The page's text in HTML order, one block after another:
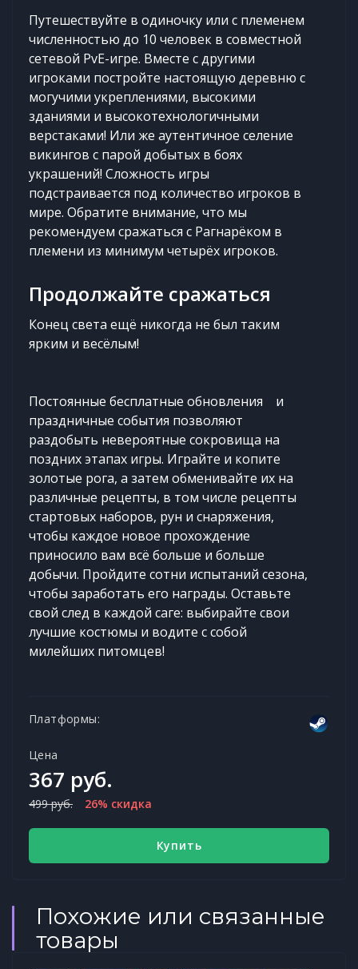
Путешествуйте в одиночку или с племенем
численностью до 10 человек в совместной
сетевой PvE-игре. Вместе с другими
игроками постройте настоящую деревню с
могучими укреплениями, высокими
зданиями и высокотехнологичными
верстаками! Или же аутентичное селение
викингов с парой добытых в боях
украшений! Сложность игры
подстраивается под количество игроков в
мире. Обратите внимание, что мы
рекомендуем сражаться с Рагнарёком в
племени из минимум четырёх игроков.
Продолжайте сражаться
Конец света ещё никогда не был таким
ярким и весёлым!
Постоянные бесплатные обновления и
праздничные события позволяют
раздобыть невероятные сокровища на
поздних этапах игры. Играйте и копите
золотые рога, а затем обменивайте их на
различные рецепты, в том числе рецепты
стартовых наборов, рун и снаряжения,
чтобы каждое новое прохождение
приносило вам всё больше и больше
добычи. Пройдите сотни испытаний сезона,
чтобы заработать его награды. Оставьте
свой след в каждой саге: выбирайте свои
лучшие костюмы и водите с собой
милейших питомцев!
Платформы:
Цена
367 руб.
499 руб. 26% скидка
Купить
Похожие или связанные
товары